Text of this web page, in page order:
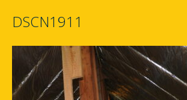
DSCN1911